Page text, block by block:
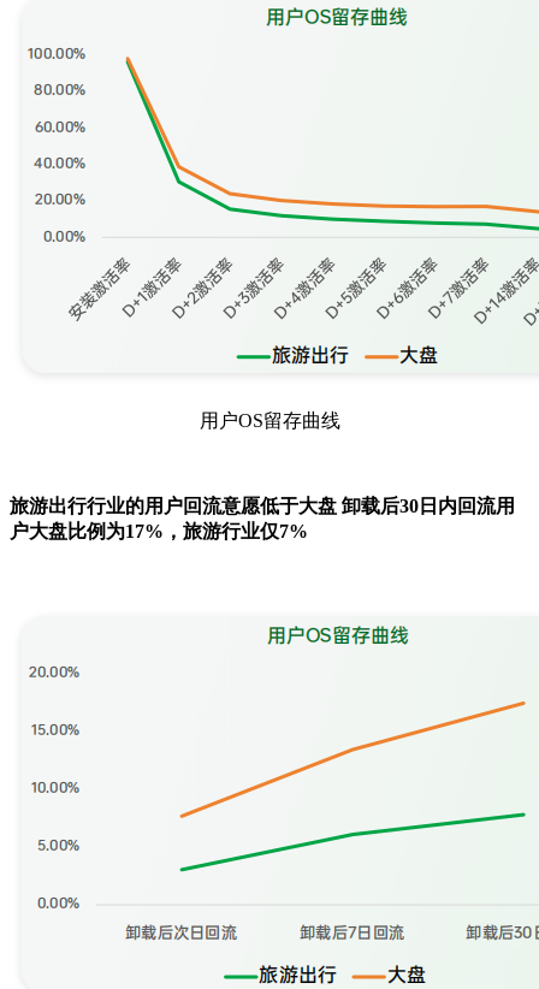
用户OS留存曲线
旅游出行行业的用户回流意愿低于大盘 卸载后30日内回流用
户大盘比例为17%，旅游行业仅7%